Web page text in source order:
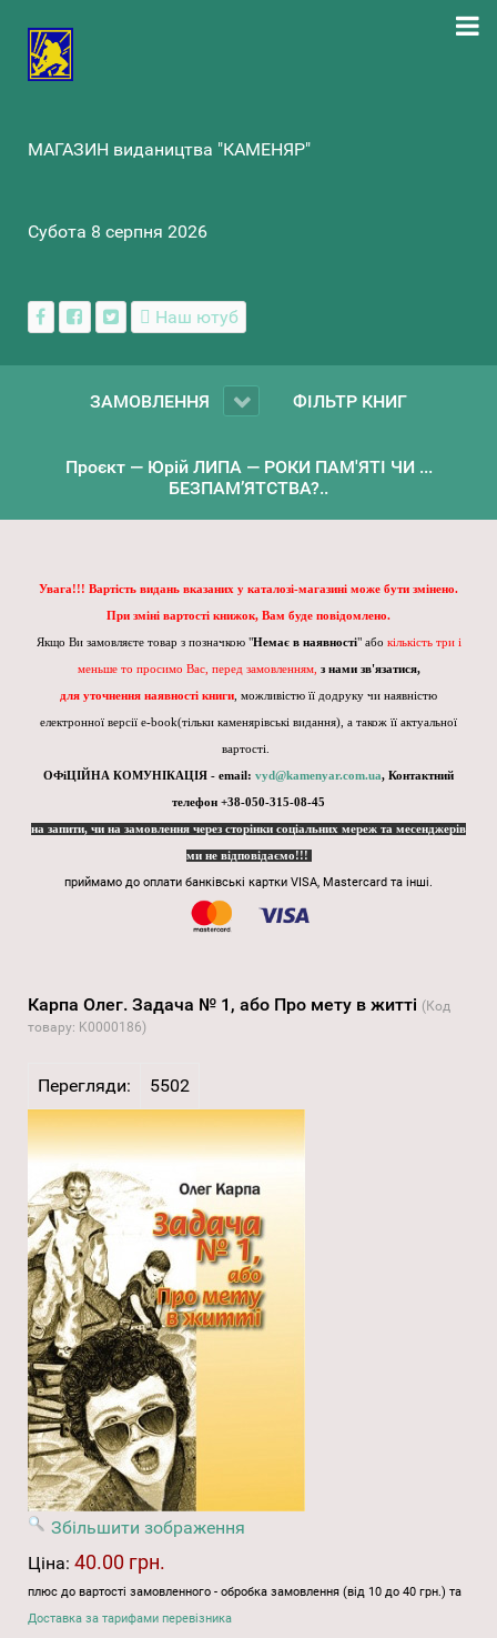
МАГАЗИН видаництва "КАМЕНЯР"
Субота 8 серпня 2026
Наш ютуб
ЗАМОВЛЕННЯ ФІЛЬТР КНИГ
Проєкт — Юрій ЛИПА — РОКИ ПАМ'ЯТІ ЧИ ...
БЕЗПАМ’ЯТСТВА?..
Увага!!! Вартість видань вказаних у каталозі-магазині може бути змінено.
При зміні вартості книжок, Вам буде повідомлено.
Якщо Ви замовляєте товар з позначкою "Немає в наявності" або кількість три і
меньше то просимо Вас, перед замовленням, з нами зв'язатися,
для уточнення наявності книги , можливістю її додруку чи наявністю
електронної версії e-book(тільки каменярівські видання), а також її актуальної
вартості.
ОФіЦІЙНА КОМУНІКАЦІЯ - email: vyd@kamenyar.com.ua, Контактний
телефон +38-050-315-08-45
на запити, чи на замовлення через сторінки соціальних мереж та месенджерів
ми не відповідаємо!!!
приймамо до оплати банківські картки VISA, Mastercard та інші.
Карпа Олег. Задача № 1, або Про мету в житті (Код
товару: K0000186)
Перегляди: 5502
Збільшити зображення
Ціна: 40.00 грн.
плюс до вартості замовленного - обробка замовлення (від 10 до 40 грн.) та
Доставка за тарифами перевізника